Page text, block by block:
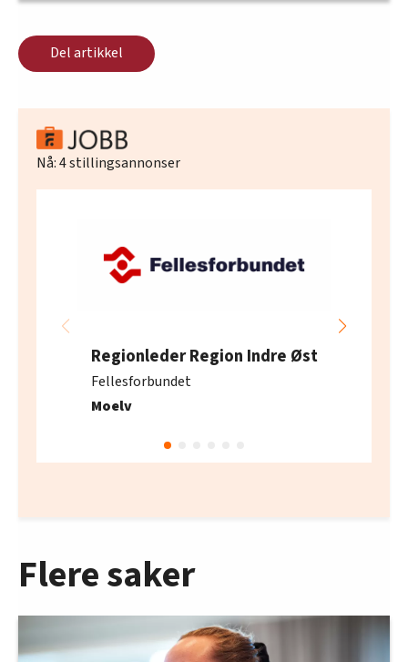
Del artikkel
Nå:4stillingsannonser
Regionleder Region Indre Øst
Fellesforbundet
Moelv
Flere saker